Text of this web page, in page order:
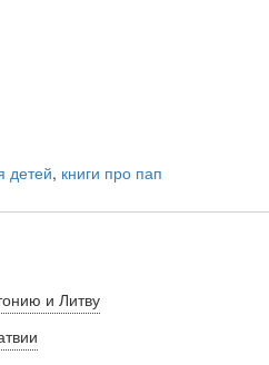
детей, книги про пап
и Литву